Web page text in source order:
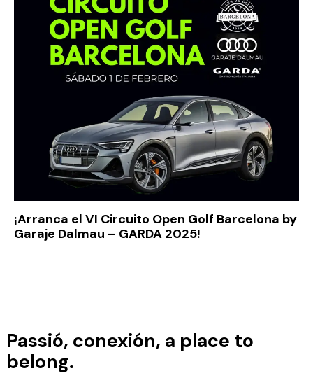
¡Arranca el VI Circuito Open Golf Barcelona by
Garaje Dalmau – GARDA 2025!
Passió, conexión, a place to
belong.
Disfruta de 3 noches en el
Barcelona Resort